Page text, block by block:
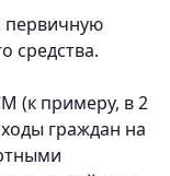
первичную
средства.
(к примеру, в 2
граждан на